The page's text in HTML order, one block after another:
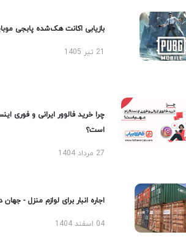
بازیابی اکانت هک‌شده پابجی موبایل
چرا خرید فالوور ایرانی و فوری
است؟
27 مرداد 1404
اجاره انبار برای لوازم منزل - جهان
04 اسفند 1404